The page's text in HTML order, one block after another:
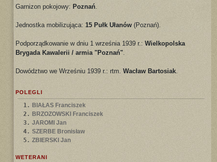
Garnizon pokojowy: Poznań.
Jednostka mobilizująca: 15 Pułk Ułanów (Poznań).
Podporządkowanie w dniu 1 września 1939 r.: Wielkopolska
Brygada Kawalerii / armia "Poznań".
Dowództwo we Wrześniu 1939 r.: rtm. Wacław Bartosiak.
POLEGLI
1. BIAŁAS Franciszek
2. BRZOZOWSKI Franciszek
3. JAROMI Jan
4. SZERBE Bronisław
5. ZBIERSKI Jan
WETERANI